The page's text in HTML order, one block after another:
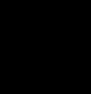
「不覺的境界相
相，就好像初果
起，往往不是意
諸法，從本已來